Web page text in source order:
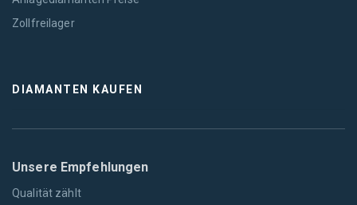
Zollfreilager
DIAMANTEN KAUFEN
Unsere Empfehlungen
Qualität zählt